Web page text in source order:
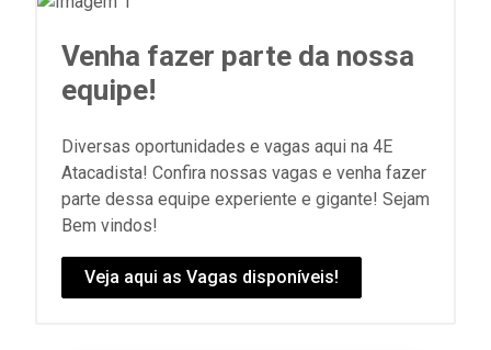
Venha fazer parte da nossa
equipe!
Diversas oportunidades e vagas aqui na 4E
Atacadista! Confira nossas vagas e venha fazer
parte dessa equipe experiente e gigante! Sejam
Bem vindos!
Veja aqui as Vagas disponíveis!